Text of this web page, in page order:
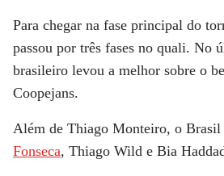
Para chegar na fase principal do
passou por três fases no quali. No
brasileiro levou a melhor sobre o
Coopejans.
Além de Thiago Monteiro, o Brasil
Fonseca, Thiago Wild e Bia